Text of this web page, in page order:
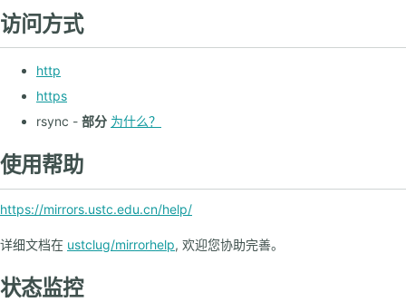
访问方式
http
https
rsync - 部分 为什么？
使用帮助
https://mirrors.ustc.edu.cn/help/
详细文档在 ustclug/mirrorhelp, 欢迎您协助完善。
状态监控